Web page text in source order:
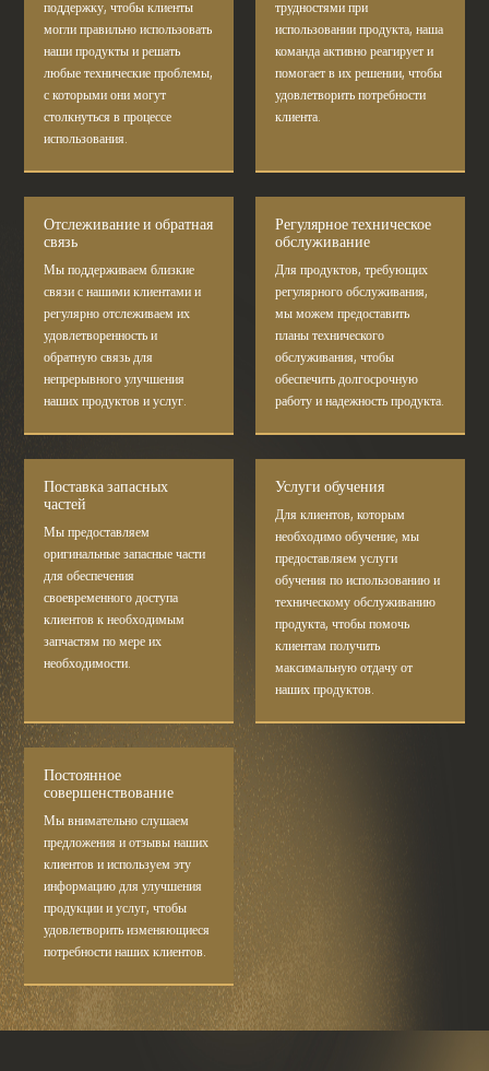
поддержку, чтобы клиенты
могли правильно использовать
наши продукты и решать
любые технические проблемы,
с которыми они могут
столкнуться в процессе
использования.
трудностями при
использовании продукта, наша
команда активно реагирует и
помогает в их решении, чтобы
удовлетворить потребности
клиента.
Отслеживание и обратная
связь
Мы поддерживаем близкие
связи с нашими клиентами и
регулярно отслеживаем их
удовлетворенность и
обратную связь для
непрерывного улучшения
наших продуктов и услуг.
Регулярное техническое
обслуживание
Для продуктов, требующих
регулярного обслуживания,
мы можем предоставить
планы технического
обслуживания, чтобы
обеспечить долгосрочную
работу и надежность продукта.
Поставка запасных
частей
Мы предоставляем
оригинальные запасные части
для обеспечения
своевременного доступа
клиентов к необходимым
запчастям по мере их
необходимости.
Услуги обучения
Для клиентов, которым
необходимо обучение, мы
предоставляем услуги
обучения по использованию и
техническому обслуживанию
продукта, чтобы помочь
клиентам получить
максимальную отдачу от
наших продуктов.
Постоянное
совершенствование
Мы внимательно слушаем
предложения и отзывы наших
клиентов и используем эту
информацию для улучшения
продукции и услуг, чтобы
удовлетворить изменяющиеся
потребности наших клиентов.